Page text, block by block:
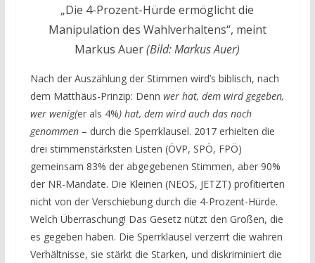
„Die 4-Prozent-Hürde ermöglicht die
Manipulation des Wahlverhaltens“, meint
Markus Auer(Bild: Markus Auer)
Nach der Auszählung der Stimmen wird’s biblisch, nach
dem Matthäus-Prinzip: Denn wer hat, dem wird gegeben,
wer wenig(er als 4%) hat, dem wird auch das noch
genommen– durch die Sperrklausel. 2017 erhielten die
drei stimmenstärksten Listen (ÖVP, SPÖ, FPÖ)
gemeinsam 83% der abgegebenen Stimmen, aber 90%
der NR-Mandate. Die Kleinen (NEOS, JETZT) profitierten
nicht von der Verschiebung durch die 4-Prozent-Hürde.
Welch Überraschung! Das Gesetz nützt den Großen, die
es gegeben haben. Die Sperrklausel verzerrt die wahren
Verhältnisse, sie stärkt die Starken, und diskriminiert die